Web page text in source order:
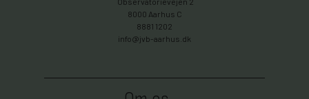
8000 Aarhus C
8881 1202
info@jvb-aarhus.dk